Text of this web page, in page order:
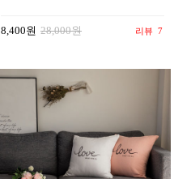
8,400원 28,000원 리뷰 7